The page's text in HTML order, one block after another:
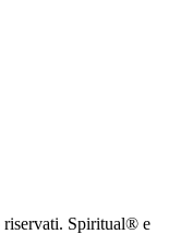
Spiritual® e